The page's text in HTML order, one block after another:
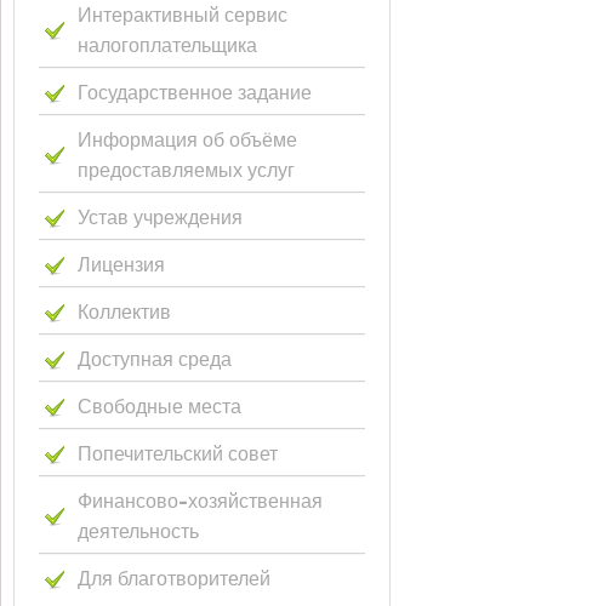
Интерактивный сервис
налогоплательщика
Государственное задание
Информация об объёме
предоставляемых услуг
Устав учреждения
Лицензия
Коллектив
Доступная среда
Свободные места
Попечительский совет
Финансово-хозяйственная
деятельность
Для благотворителей